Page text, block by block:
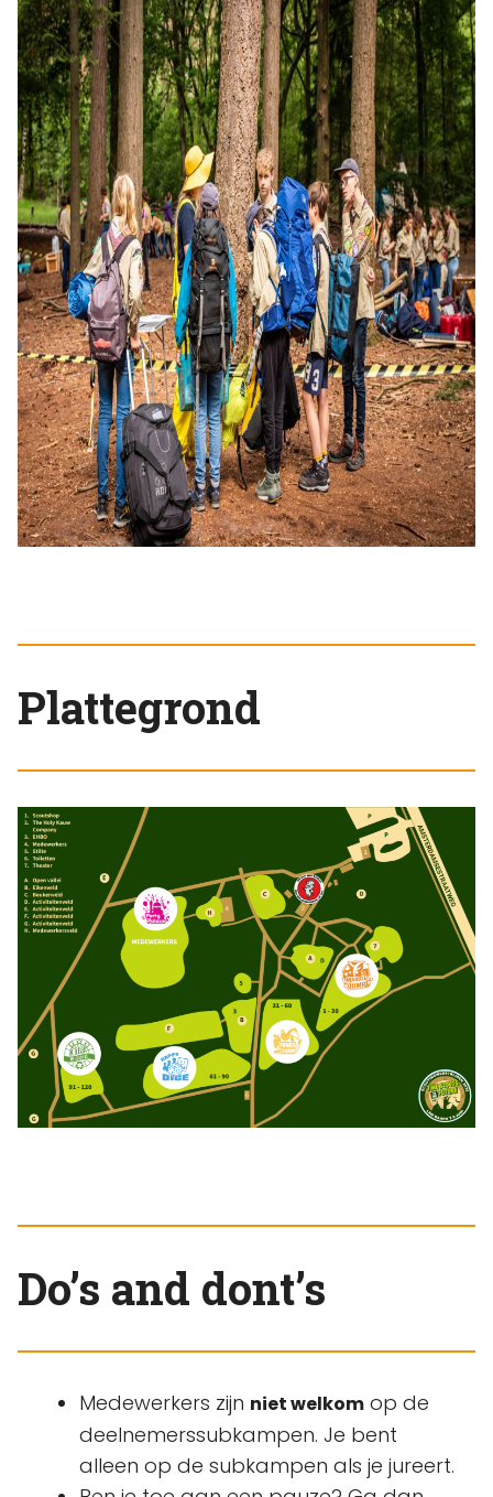
Plattegrond
Do’s and dont’s
Medewerkers zijn niet welkom op de
deelnemerssubkampen. Je bent
alleen op de subkampen als je jureert.